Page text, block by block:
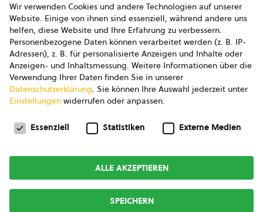
AGB
AGB Marketing GmbH
AGB Bildung
Newsletter
Copyright © 2026bio austria
Wir verwenden Cookies und andere Technologien auf unserer
Website. Einige von ihnen sind essenziell, während andere uns
helfen, diese Website und Ihre Erfahrung zu verbessern.
Personenbezogene Daten können verarbeitet werden (z. B. IP-
Adressen), z. B. für personalisierte Anzeigen und Inhalte oder
Anzeigen- und Inhaltsmessung. Weitere Informationen über die
Verwendung Ihrer Daten finden Sie in unserer
Datenschutzerklärung. Sie können Ihre Auswahl jederzeit unter
Einstellungen widerrufen oder anpassen.
Datenschutzeinstellungen
Essenziell Statistiken Externe Medien
ALLE AKZEPTIEREN
SPEICHERN